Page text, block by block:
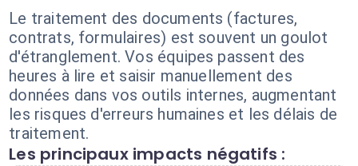
Le traitement des documents (factures,
contrats, formulaires) est souvent un goulot
d'étranglement. Vos équipes passent des
heures à lire et saisir manuellement des
données dans vos outils internes, augmentant
les risques d'erreurs humaines et les délais de
traitement.
Les principaux impacts négatifs :